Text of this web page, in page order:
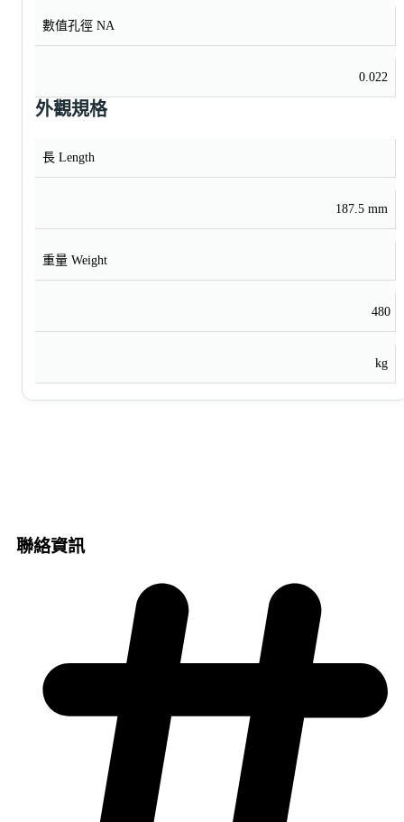
數值孔徑 NA
0.022
外觀規格
長 Length
187.5 mm
重量 Weight
480
kg
聯絡資訊